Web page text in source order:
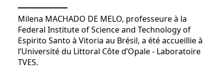
Milena MACHADO DE MELO, professeure à la
Federal Institute of Science and Technology of
Espirito Santo à Vitoria au Brésil, a été accueillie à
l’Université du Littoral Côte d’Opale - Laboratoire
TVES.